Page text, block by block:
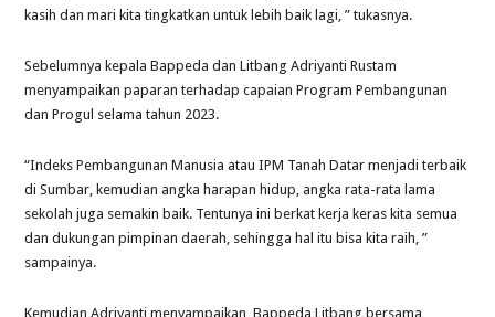
kasih dan mari kita tingkatkan untuk lebih baik lagi, ” tukasnya.
Sebelumnya kepala Bappeda dan Litbang Adriyanti Rustam
menyampaikan paparan terhadap capaian Program Pembangunan
dan Progul selama tahun 2023.
“Indeks Pembangunan Manusia atau IPM Tanah Datar menjadi terbaik
di Sumbar, kemudian angka harapan hidup, angka rata-rata lama
sekolah juga semakin baik. Tentunya ini berkat kerja keras kita semua
dan dukungan pimpinan daerah, sehingga hal itu bisa kita raih, ”
sampainya.
Kemudian Adriyanti menyampaikan, Bappeda Litbang bersama